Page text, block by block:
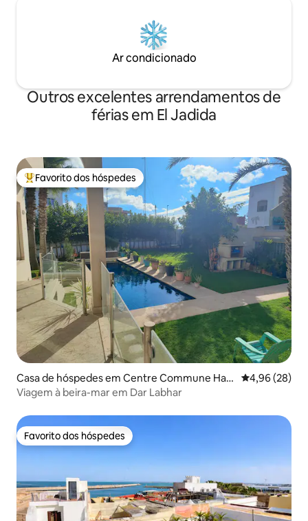
Ar condicionado
Outros excelentes arrendamentos de
férias em El Jadida
Favoritos dos hóspedes mais apreciados
Favorito dos hóspedes
Casa de hóspedes em Centre Commune Hao
uzia
Classificação
4,96 (28)
Viagem à beira-mar em Dar Labhar
Favorito dos hóspedes
Favorito dos hóspedes